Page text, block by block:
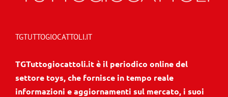
TGTUTTOGIOCATTOLI.IT
TGTuttogiocattoli.it è il periodico online del
settore toys, che fornisce in tempo reale
informazioni e aggiornamenti sul mercato, i suoi